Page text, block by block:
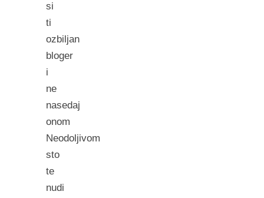
si
ti
ozbiljan
bloger
i
ne
nasedaj
onom
Neodoljivom
sto
te
nudi